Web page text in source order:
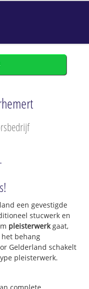
een gevestigde
stucwerk en
pleisterwerkgaat,
behang
Gelderland schakelt
pleisterwerk.